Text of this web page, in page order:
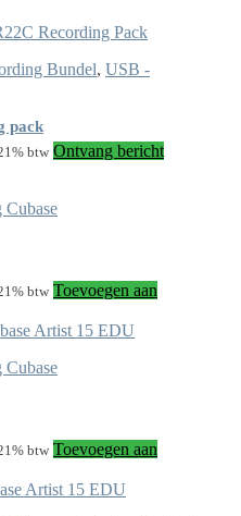
Bundel, USB -
pack
btw Ontvang bericht
Cubase
btw Toevoegen aan
Cubase
btw Toevoegen aan